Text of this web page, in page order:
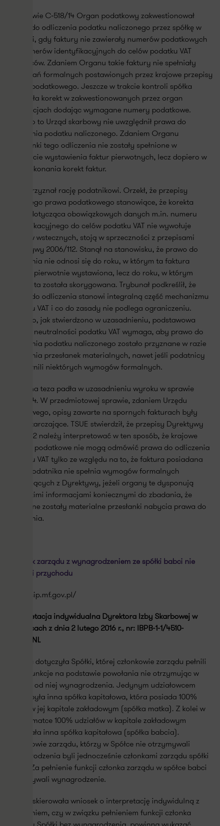
W sprawie C‑518/14 Organ podatkowy zakwestionował
prawo do odliczenia podatku naliczonego przez spółkę w
sytuacji, gdy faktury nie zawierały numerów podatkowych
lub numerów identyfikacyjnych do celów podatku VAT
odbiorców. Zdaniem Organu takie faktury nie spełniały
wymagań formalnych postawionych przez krajowe przepisy
prawa podatkowego. Jeszcze w trakcie kontroli spółka
dokonała korekt w zakwestionowanych przez organ
deklaracjach dodając wymagane numery podatkowe.
Pomimo to Urząd skarbowy nie uwzględnił prawa do
odliczenia podatku naliczonego. Zdaniem Organu
przesłanki tego odliczenia nie zostały spełnione w
momencie wystawienia faktur pierwotnych, lecz dopiero w
dniu dokonania korekt faktur.
TSUE przyznał rację podatnikowi. Orzekł, że przepisy
krajowego prawa podatkowego stanowiące, że korekta
faktur dotycząca obowiązkowych danych m.in. numeru
identyfikacyjnego do celów podatku VAT nie wywołuje
skutków wstecznych, stoją w sprzeczności z przepisami
Dyrektywy 2006/112. Stanął na stanowisku, że prawo do
odliczenia nie odnosi się do roku, w którym ta faktura
została pierwotnie wystawiona, lecz do roku, w którym
faktura ta została skorygowana. Trybunał podkreślił, że
prawo do odliczenia stanowi integralną część mechanizmu
podatku VAT i co do zasady nie podlega ograniczeniu.
Ponadto, jak stwierdzono w uzasadnieniu, podstawowa
zasada neutralności podatku VAT wymaga, aby prawo do
odliczenia podatku naliczonego zostało przyznane w razie
spełnienia przesłanek materialnych, nawet jeśli podatnicy
nie spełnili niektórych wymogów formalnych.
Podobna teza padła w uzasadnieniu wyroku w sprawie
C‑516/14. W przedmiotowej sprawie, zdaniem Urzędu
skarbowego, opisy zawarte na spornych fakturach były
niewystarczające. TSUE stwierdził, że przepisy Dyrektywy
2006/112 należy interpretować w ten sposób, że krajowe
organy podatkowe nie mogą odmówić prawa do odliczenia
podatku VAT tylko ze względu na to, że faktura posiadana
przez podatnika nie spełnia wymogów formalnych
wynikających z Dyrektywy, jeżeli organy te dysponują
wszystkimi informacjami koniecznymi do zbadania, że
spełnione zostały materialne przesłanki nabycia prawa do
odliczenia.
Członek zarządu z wynagrodzeniem ze spółki babci nie
stanowi przychodu
http://sip.mf.gov.pl/
Interpretacja indywidualna Dyrektora Izby Skarbowej w
Katowicach z dnia 2 lutego 2016 r., nr: IBPB-1-1/4510-
215/15/NL
Sprawa dotyczyła Spółki, której członkowie zarządu pełnili
swoje funkcje na podstawie powołania nie otrzymując w
zamian od niej wynagrodzenia. Jedynym udziałowcem
Spółki była inna spółka kapitałowa, która posiada 100%
udział w jej kapitale zakładowym (spółka matka). Z kolei w
spółce matce 100% udziałów w kapitale zakładowym
posiadała inna spółka kapitałowa (spółka babcia).
Członkowie zarządu, którzy w Spółce nie otrzymywali
wynagrodzenia byli jednocześnie członkami zarządu spółki
babci. Za pełnienie funkcji członka zarządu w spółce babci
otrzymywali wynagrodzenie.
Spółka skierowała wniosek o interpretację indywidulną z
zapytaniem, czy w związku pełnieniem funkcji członka